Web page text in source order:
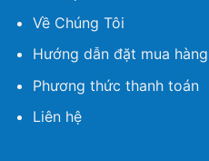
Về Chúng Tôi
Hướng dẫn đặt mua
Phương thức thanh toán
Liên hệ